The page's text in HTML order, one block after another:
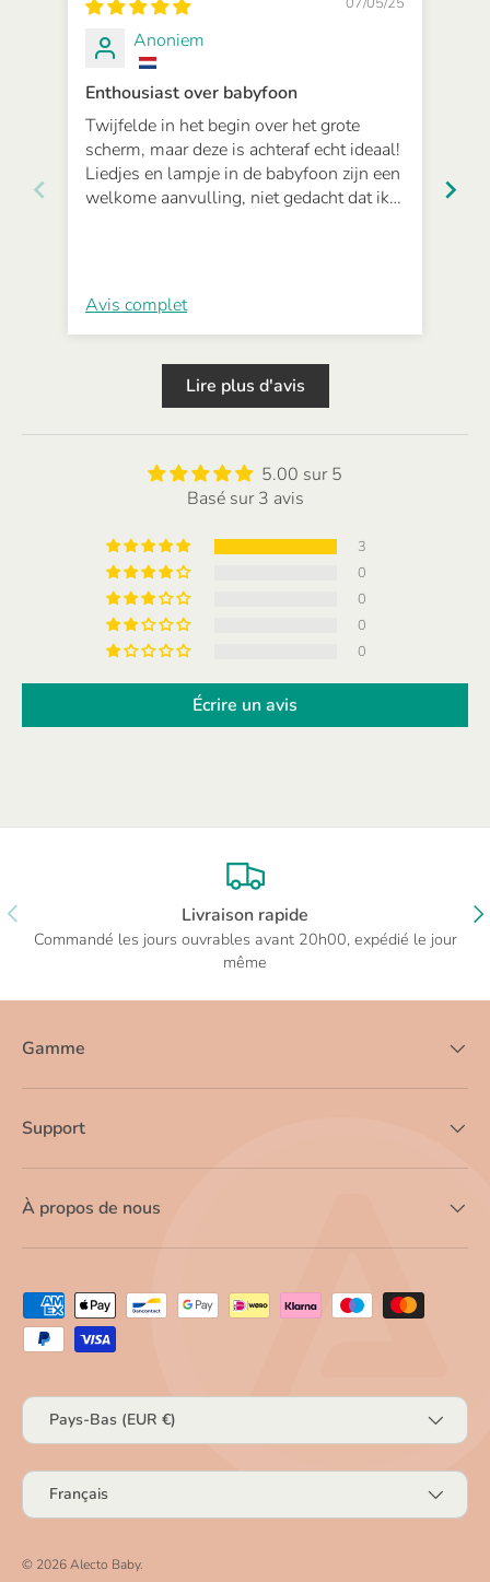
Anoniem
Enthousiast over babyfoon
Twijfelde in het begin over het grote
scherm, maar deze is achteraf echt ideaal!
Liedjes en lampje in de babyfoon zijn een
welkome aanvulling, niet gedacht dat ik
Avis complet
Lire plus d'avis
5.00 sur 5
Basé sur 3 avis
3
0
0
0
0
Écrire un avis
PRÉCÉDENT Livraison rapide
Commandé les jours ouvrables avant 20h00, expédié le jour
même
Gamme
Support
À propos de nous
Moyens de paiement acceptés
Pays
Pays-Bas (EUR €)
Langue
Français
© 2026Alecto Baby.